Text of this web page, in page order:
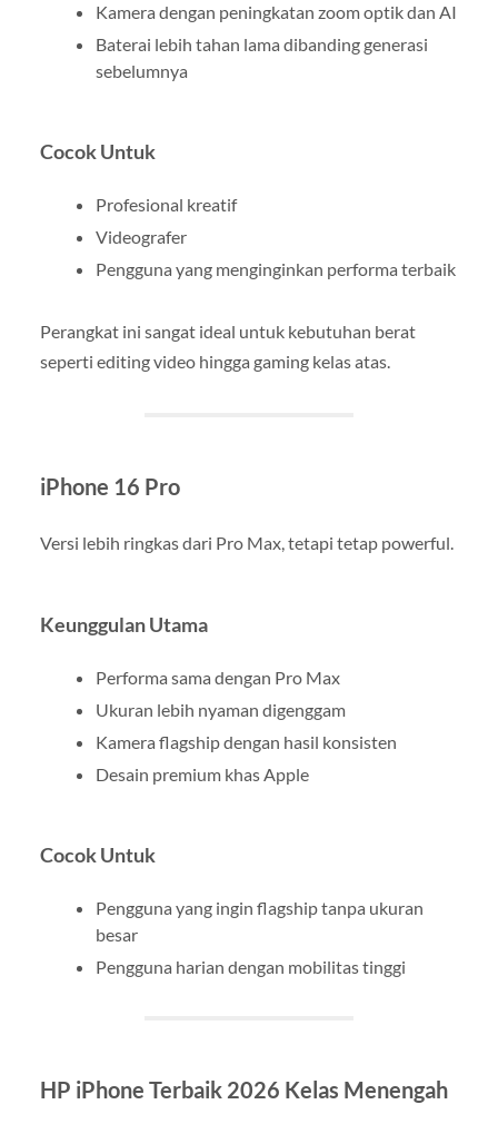
Kamera dengan peningkatan zoom optik dan AI
Baterai lebih tahan lama dibanding generasi
sebelumnya
Cocok Untuk
Profesional kreatif
Videografer
Pengguna yang menginginkan performa terbaik
Perangkat ini sangat ideal untuk kebutuhan berat
seperti editing video hingga gaming kelas atas.
iPhone 16 Pro
Versi lebih ringkas dari Pro Max, tetapi tetap powerful.
Keunggulan Utama
Performa sama dengan Pro Max
Ukuran lebih nyaman digenggam
Kamera flagship dengan hasil konsisten
Desain premium khas Apple
Cocok Untuk
Pengguna yang ingin flagship tanpa ukuran
besar
Pengguna harian dengan mobilitas tinggi
HP iPhone Terbaik 2026 Kelas Menengah